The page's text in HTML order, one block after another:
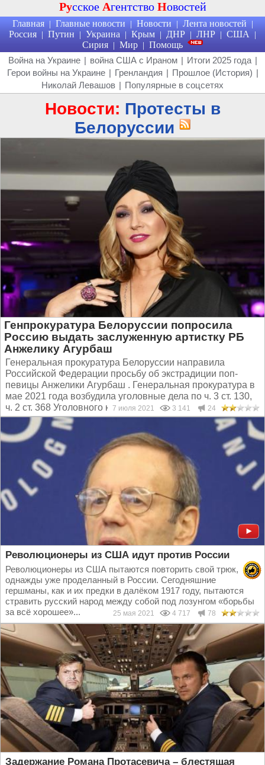
Русское Агентство Новостей
Главная | Главные новости | Новости | Лента новостей |
Россия | Путин | Украина | Крым | ДНР | ЛНР | США |
Сирия | Мир | Помощь
Война на Украине | война США с Ираном | Итоги 2025 года |
Герои войны на Украине | Гренландия | Прошлое (История) |
Николай Левашов | Популярные в соцсетях
Новости: Протесты в
Белоруссии
Генпрокуратура Белоруссии попросила
Россию выдать заслуженную артистку РБ
Анжелику Агурбаш
Генеральная прокуратура Белоруссии направила
Российской Федерации просьбу об экстрадиции поп-
певицы Анжелики Агурбаш . Генеральная прокуратура в
мае 2021 года возбудила уголовные дела по ч. 3 ст. 130,
ч. 2 ст. 368 Уголовного кодекса Республики Беларусь в...
7 июля 2021 3 141 24
Революционеры из США идут против России
Революционеры из США пытаются повторить свой трюк,
однажды уже проделанный в России. Сегодняшние
гершманы, как и их предки в далёком 1917 году, пытаются
стравить русский народ между собой под лозунгом «борьбы
за всё хорошее»...
25 мая 2021 4 717 78
Задержание Романа Протасевича – блестящая